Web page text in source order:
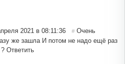
2021 в 08:11:36 # Очень
же зашла И потом не надо ещё раз
Ответить